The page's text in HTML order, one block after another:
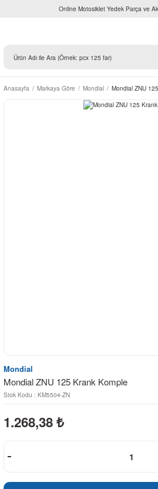
Online Motosiklet Yedek Parça ve
Anasayfa Markaya Göre Mondial Mondial ZNU
Mondial
Mondial ZNU 125 Krank Komple
Stok Kodu : KM5504-ZN
1.268,38 ₺